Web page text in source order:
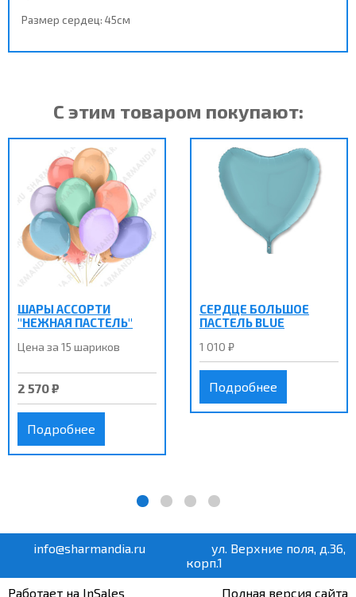
Размер сердец: 45см
С этим товаром покупают:
ШАРЫ АССОРТИ
"НЕЖНАЯ ПАСТЕЛЬ"
Цена за 15 шариков
2 570 ₽
Подробнее
СЕРДЦЕ БОЛЬШОЕ
ПАСТЕЛЬ BLUE
1 010 ₽
Подробнее
info@sharmandia.ru
ул. Верхние поля, д.36,
корп.1
Работает на InSales
Полная версия сайта